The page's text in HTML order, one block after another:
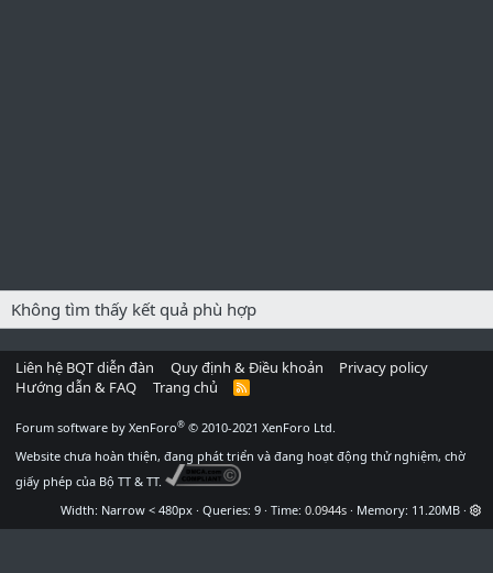
Không tìm thấy kết quả phù hợp
Liên hệ BQT diễn đàn Quy định & Điều khoản
Privacy policy
Hướng dẫn & FAQ
Trang chủ
R
Forum software by XenForo® © 2010-2021 XenForo Ltd.
Website chưa hoàn thiện, đang phát triển và đang hoạt động thử nghiệm, chờ
giấy phép của Bộ TT & TT.
Width
Queries 9 Time 0.0944s Memory 11.20MB